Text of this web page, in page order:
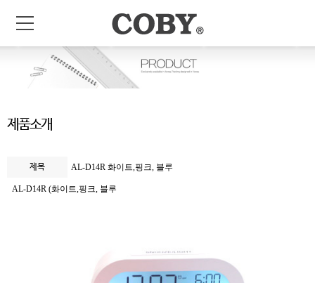
제품소개
제목 AL-D14R 화이트,핑크, 블루
AL-D14R (화이트,핑크, 블루